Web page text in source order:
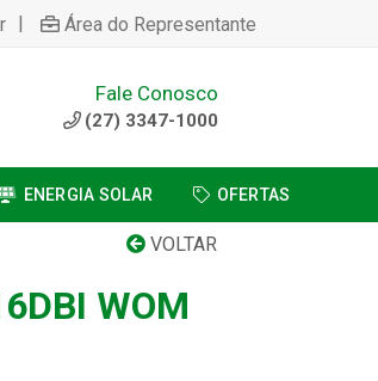
| Área do Representante
Fale Conosco
(27) 3347-1000
ENERGIA SOLAR OFERTAS
VOLTAR
WOM